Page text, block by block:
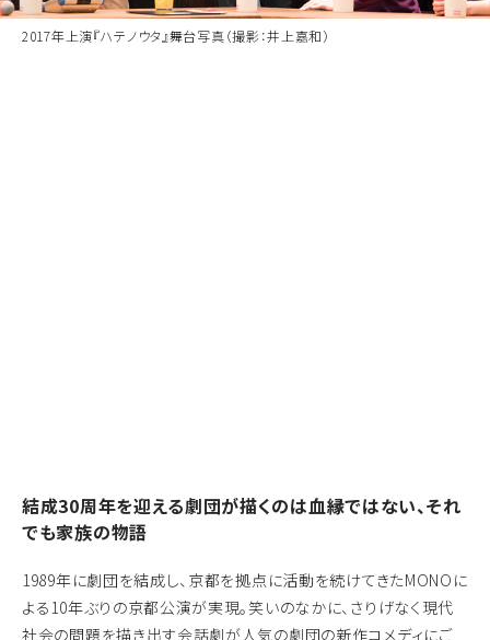
2017年上演『ハテノウタ』舞台写真（撮影：井上嘉和）
結成30周年を迎える劇団が描くのは血縁ではない、それ
でも家族の物語
1989年に劇団を結成し、京都を拠点に活動を続けてきたMONOに
よる10年ぶりの京都公演が実現。笑いのなかに、さりげなく現代
社会の問題を描き出す会話劇が人気の劇団の新作コメディにご